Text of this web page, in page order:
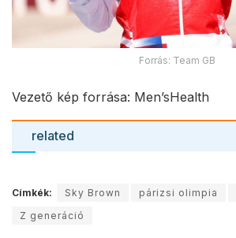
Forrás: Team GB
Vezető kép forrása: Men’sHealth
related
Címkék: Sky Brown párizsi olimpia
Z generáció